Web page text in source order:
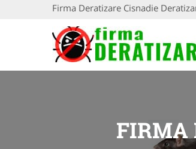
Firma Deratizare Cisnadie
FIRMA